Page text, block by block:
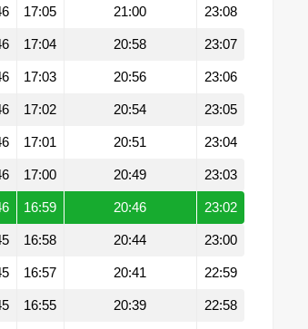
17:05 21:00 23:08
17:04 20:58 23:07
17:03 20:56 23:06
17:02 20:54 23:05
17:01 20:51 23:04
17:00 20:49 23:03
16:59 20:46 23:02
16:58 20:44 23:00
16:57 20:41 22:59
16:55 20:39 22:58